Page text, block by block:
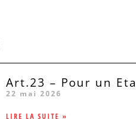
Art.23 – Pour un
22 mai 2026
LIRE LA SUITE »